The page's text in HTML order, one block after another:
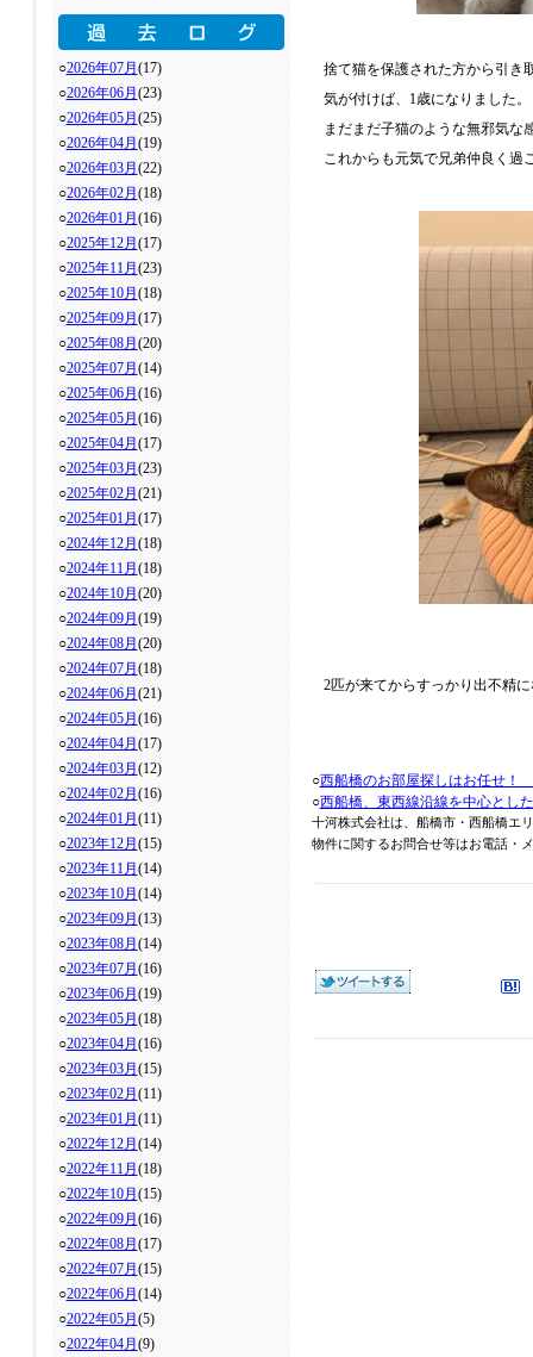
○2026年07月 (17)
○2026年06月 (23)
○2026年05月 (25)
○2026年04月 (19)
○2026年03月 (22)
○2026年02月 (18)
○2026年01月 (16)
○2025年12月 (17)
○2025年11月 (23)
○2025年10月 (18)
○2025年09月 (17)
○2025年08月 (20)
○2025年07月 (14)
○2025年06月 (16)
○2025年05月 (16)
○2025年04月 (17)
○2025年03月 (23)
○2025年02月 (21)
○2025年01月 (17)
○2024年12月 (18)
○2024年11月 (18)
○2024年10月 (20)
○2024年09月 (19)
○2024年08月 (20)
○2024年07月 (18)
○2024年06月 (21)
○2024年05月 (16)
○2024年04月 (17)
○2024年03月 (12)
○2024年02月 (16)
○2024年01月 (11)
○2023年12月 (15)
○2023年11月 (14)
○2023年10月 (14)
○2023年09月 (13)
○2023年08月 (14)
○2023年07月 (16)
○2023年06月 (19)
○2023年05月 (18)
○2023年04月 (16)
○2023年03月 (15)
○2023年02月 (11)
○2023年01月 (11)
○2022年12月 (14)
○2022年11月 (18)
○2022年10月 (15)
○2022年09月 (16)
○2022年08月 (17)
○2022年07月 (15)
○2022年06月 (14)
○2022年05月 (5)
○2022年04月 (9)
捨て猫を保護された方から引き
気が付けば、
1歳になりました。
まだまだ子猫のような無邪気な
これからも元気で兄弟仲良く過
2匹が来てからすっかり出不精
○西船橋のお部屋探しはお任せ！
○西船橋、東西線沿線を中心とし
十河株式会社は、船橋市・西船橋エ
物件に関するお問合せ等はお電話・